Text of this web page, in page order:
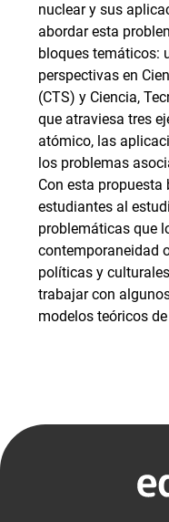
nuclear y sus
abordar esta
bloques temáticos:
perspectivas en
(CTS) y Ciencia,
que atraviesa tres
atómico, las
los problemas
Con esta
estudiantes al
problemáticas que
contemporaneidad
políticas y
trabajar con
modelos teóricos